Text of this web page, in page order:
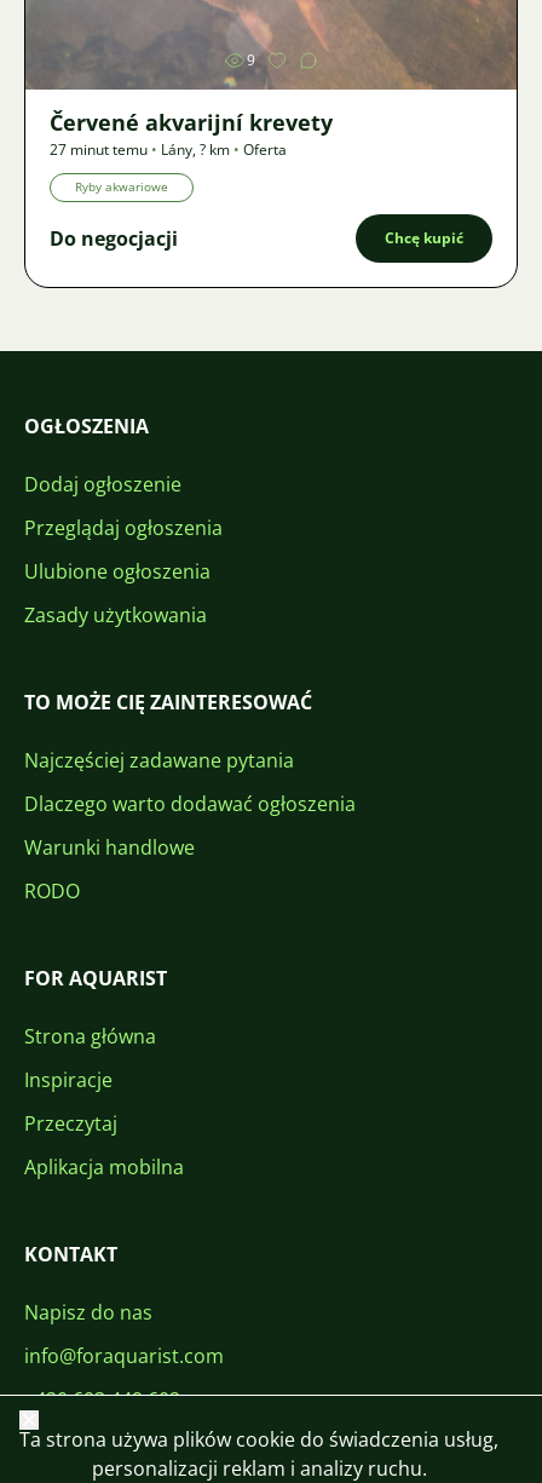
9
Červené akvarijní krevety
27 minut temu • Lány,? km • Oferta
Ryby akwariowe
Do negocjacji Chcę kupić
OGŁOSZENIA
Dodaj ogłoszenie
Przeglądaj ogłoszenia
Ulubione ogłoszenia
Zasady użytkowania
TO MOŻE CIĘ ZAINTERESOWAĆ
Najczęściej zadawane pytania
Dlaczego warto dodawać ogłoszenia
Warunki handlowe
RODO
FOR AQUARIST
Strona główna
Inspiracje
Przeczytaj
Aplikacja mobilna
KONTAKT
Napisz do nas
info@foraquarist.com
+420 603 449 602
Zamknij
Ta strona używa plików cookie do świadczenia usług,
personalizacji reklam i analizy ruchu.